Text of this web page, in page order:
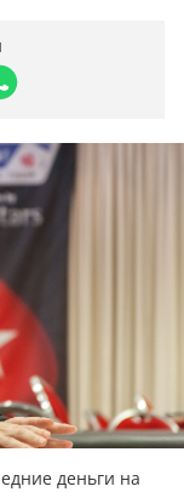
дeньги на